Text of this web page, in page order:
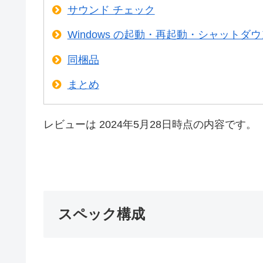
サウンド チェック
Windows の起動・再起動・シャットダウ
同梱品
まとめ
レビューは 2024年5月28日時点の内容です。
スペック構成